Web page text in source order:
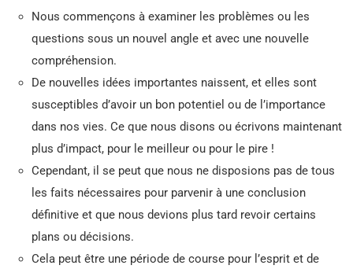
Nous commençons à examiner les problèmes ou les
questions sous un nouvel angle et avec une nouvelle
compréhension.
De nouvelles idées importantes naissent, et elles sont
susceptibles d’avoir un bon potentiel ou de l’importance
dans nos vies. Ce que nous disons ou écrivons maintenant
plus d’impact, pour le meilleur ou pour le pire !
Cependant, il se peut que nous ne disposions pas de tous
les faits nécessaires pour parvenir à une conclusion
définitive et que nous devions plus tard revoir certains
plans ou décisions.
Cela peut être une période de course pour l’esprit et de